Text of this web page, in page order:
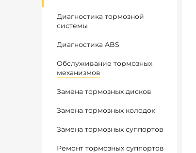
Диагностика тормозной
системы
Диагностика ABS
Обслуживание тормозных
механизмов
Замена тормозных дисков
Замена тормозных колодок
Замена тормозных суппортов
Ремонт тормозных суппортов